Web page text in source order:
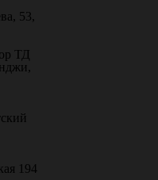
53,
ТД
194